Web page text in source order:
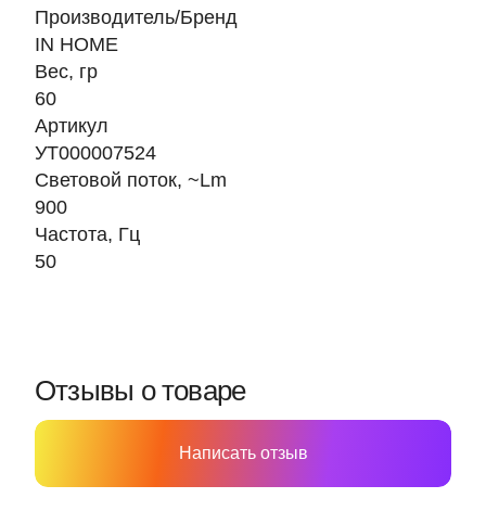
Производитель/Бренд
IN HOME
Вес, гр
60
Артикул
УТ000007524
Световой поток, ~Lm
900
Частота, Гц
50
Отзывы о товаре
Написать отзыв